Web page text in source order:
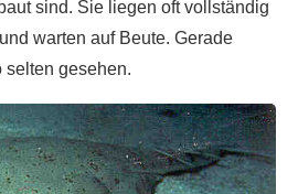
sind. Sie liegen oft vollständig
warten auf Beute. Gerade
selten gesehen.